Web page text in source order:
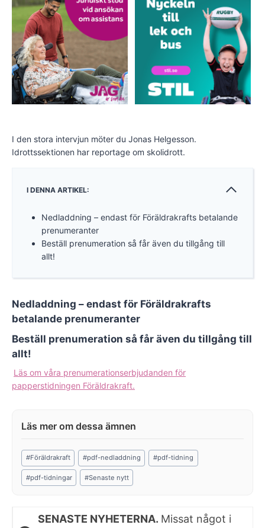
I den stora intervjun möter du Jonas Helgesson.
Idrottssektionen har reportage om skolidrott.
I DENNA ARTIKEL:
Nedladdning – endast för Föräldrakrafts betalande
prenumeranter
Beställ prenumeration så får även du tillgång till
allt!
Nedladdning – endast för Föräldrakrafts
betalande prenumeranter
Beställ prenumeration så får även du tillgång till
allt!
Läs om våra prenumerationserbjudanden för
papperstidningen Föräldrakraft.
Post
Tags:
#Föräldrakraft #pdf-nedladdning #pdf-tidning
#pdf-tidningar #Senaste nytt
SENASTE NYHETERNA. Missat något i